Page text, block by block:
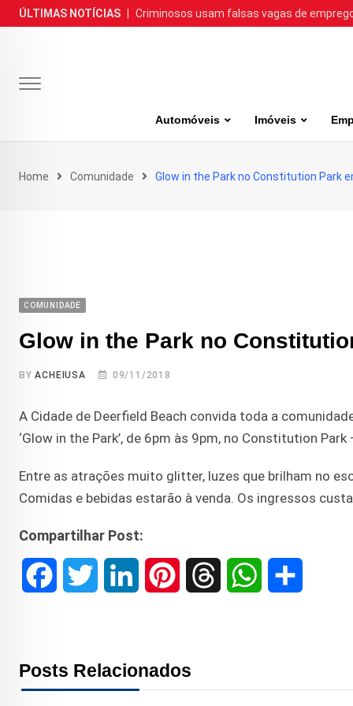
Skip
to
ÚLTIMAS NOTÍCIAS Criminosos usam falsas vagas de
Automóveis Imóveis
Home Comunidade Glow in the Park no Constitution Park
COMUNIDADE
Glow in the Park no
BYACHEIUSA 09/11/2018
A Cidade de Deerfield Beach convida toda a
‘Glow in the Park’, de 6pm às 9pm, no Constitution
Entre as atrações muito glitter, luzes que brilham no
Comidas e bebidas estarão à venda. Os ingressos
Compartilhar Post:
e t k t
Posts Relacionados